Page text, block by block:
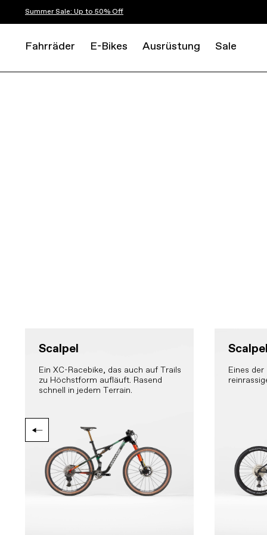
Summer Sale: Up to 50% Off
Fahrräder E-Bikes Ausrüstung Sale
Scalpel
Ein XC-Racebike, das auch auf Trails
zu Höchstform aufläuft. Rasend
schnell in jedem Terrain.
Eines